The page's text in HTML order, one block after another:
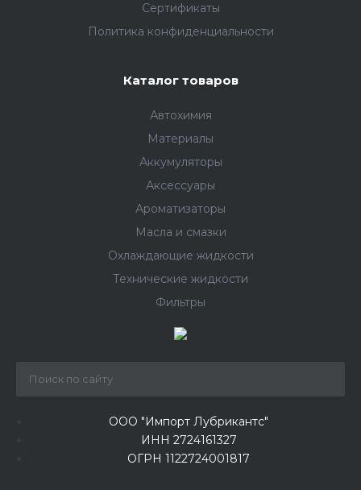
Сертификаты
Политика конфиденциальности
Каталог товаров
Автохимия
Материалы
Аккумуляторы
Аксессуары
Ароматизаторы
Масла и смазки
Охлаждающие жидкости
Технические жидкости
Фильтры
ООО "Импорт Лубрикантс"
ИНН 2724161327
ОГРН 1122724001817